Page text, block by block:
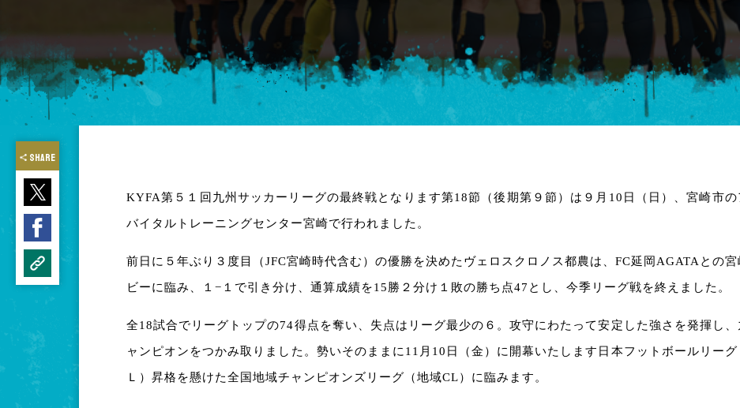
SHARE
KYFA第５１回九州サッカーリーグの最終戦となります第18節（後期第９節）は９月10日（日）、宮崎市の
バイタルトレーニングセンター宮崎で行われました。
前日に５年ぶり３度目（JFC宮崎時代含む）の優勝を決めたヴェロスクロノス都農は、FC延岡AGATAとの宮
ビーに臨み、１−１で引き分け、通算成績を15勝２分け１敗の勝ち点47とし、今季リーグ戦を終えました。
全18試合でリーグトップの74得点を奪い、失点はリーグ最少の６。攻守にわたって安定した強さを発揮し、
ャンピオンをつかみ取りました。勢いそのままに11月10日（金）に開幕いたします日本フットボールリーグ
Ｌ）昇格を懸けた全国地域チャンピオンズリーグ（地域CL）に臨みます。